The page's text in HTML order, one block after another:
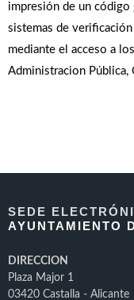
impresión de un
sistemas de
mediante el acceso a
Administracion Pública,
SEDE
AYUNTAMIENTO
DIRECCION
Plaza Major 1
03420 Castalla - Alicante